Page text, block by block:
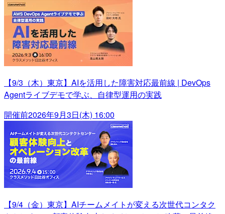
【9/3（木）東京】AIを活用した障害対応最前線 | DevOps
Agentライブデモで学ぶ、自律型運用の実践
開催前2026年9月3日(木) 16:00
【9/4（金）東京】AIチームメイトが変える次世代コンタク